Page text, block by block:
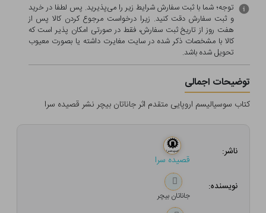
توجه؛ شما با ثبت سفارش شرایط زیر را می‌پذیرید. پس لطفا در خرید
و ثبت سفارش دقت کنید. زیرا درخواست مرجوع کردن کالا پس از
هفت روز از تاریخ ثبت سفارش، فقط در صورتی امکان پذیر است که
کالا با مشخصات ذکر شده در سایت مغایرت داشته یا بصورت معيوب
تحویل شده باشد.
توضیحات اجمالی
کتاب سوسیالیسم اروپایی متقدم اثر جاناتان بیچر نشر قصیده سرا
ناشر:
قصیده سرا
نویسنده:
جاناتان بیچر